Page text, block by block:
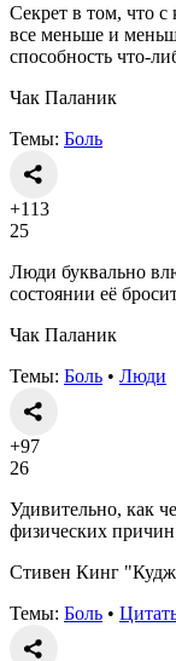
Секрет в том, что
все меньше и
способность что-
Чак Паланик
Темы: Боль
+113
25
Люди буквально
состоянии её
Чак Паланик
Темы: Боль • Люди
+97
26
Удивительно, как
физических
Стивен Кинг
Темы: Боль •